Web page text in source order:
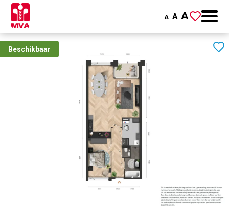
A A A
Beschikbaar